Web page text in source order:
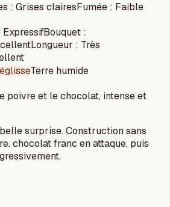
: Grises clairesFumée : Faible
ExpressifBouquet :
Longueur : Très
Terre humide
poivre et le chocolat, intense et
surprise. Construction sans
chocolat franc en attaque, puis